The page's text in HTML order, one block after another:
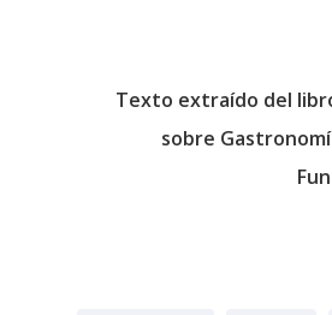
Texto extraído del
sobre